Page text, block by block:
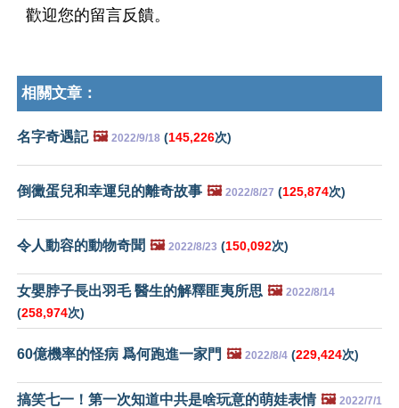
歡迎您的留言反饋。
相關文章：
名字奇遇記 🖼️ 2022/9/18 (145,226次)
倒黴蛋兒和幸運兒的離奇故事 🖼️ 2022/8/27 (125,874次)
令人動容的動物奇聞 🖼️ 2022/8/23 (150,092次)
女嬰脖子長出羽毛 醫生的解釋匪夷所思 🖼️ 2022/8/14
(258,974次)
60億機率的怪病 爲何跑進一家門 🖼️ 2022/8/4 (229,424次)
搞笑七一！第一次知道中共是啥玩意的萌娃表情 🖼️ 2022/7/1